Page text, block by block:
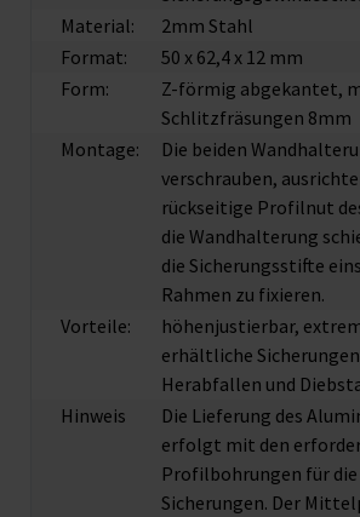
Material:
2mm Stahl
Format:
50 x 62,4 x 12 mm
Form:
Z-förmig abgekantet,
Schlitzfräsungen 8mm
Montage:
Die beiden
verschrauben,
rückseitige Profilnut
die Wandhalterung
die Sicherungsstifte
Rahmen zu fixieren.
Vorteile:
höhenjustierbar,
erhältliche
Herabfallen und
Hinweis
Die Lieferung des
erfolgt mit den
Profilbohrungen für
Sicherungen. Der